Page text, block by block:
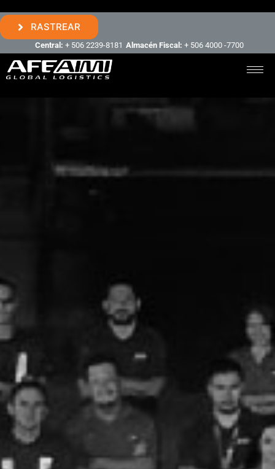
RASTREAR
Central: + 506 2239-8181 Almacén Fiscal: + 506 4000 -7700